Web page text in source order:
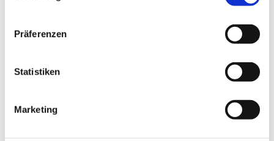
Präferenzen
Statistiken
Marketing